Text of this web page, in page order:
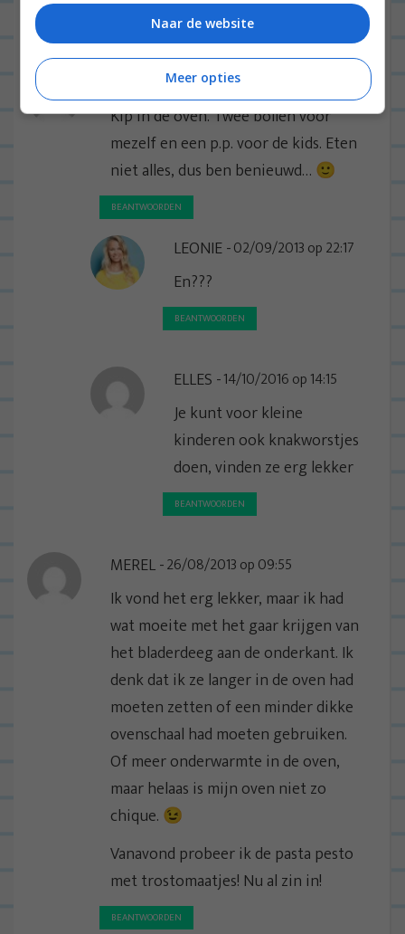
BEANTWOORDEN
29/08/2013 op 15:07
Kip in de oven. Twee bollen voor
mezelf en een p.p. voor de kids. Eten
niet alles, dus ben benieuwd… 🙂
BEANTWOORDEN
LEONIE 02/09/2013 op 22:17
En???
BEANTWOORDEN
ELLES 14/10/2016 op 14:15
Je kunt voor kleine
kinderen ook knakworstjes
doen, vinden ze erg lekker
BEANTWOORDEN
MEREL 26/08/2013 op 09:55
Ik vond het erg lekker, maar ik had
wat moeite met het gaar krijgen van
het bladerdeeg aan de onderkant. Ik
denk dat ik ze langer in de oven had
moeten zetten of een minder dikke
ovenschaal had moeten gebruiken.
Of meer onderwarmte in de oven,
maar helaas is mijn oven niet zo
chique. 😉
Vanavond probeer ik de pasta pesto
met trostomaatjes! Nu al zin in!
BEANTWOORDEN
Naar de website
Meer opties